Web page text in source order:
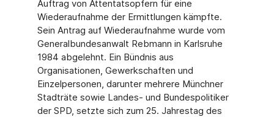
Auftrag von Attentatsopfern für eine
Wiederaufnahme der Ermittlungen kämpfte.
Sein Antrag auf Wiederaufnahme wurde vom
Generalbundesanwalt Rebmann in Karlsruhe
1984 abgelehnt. Ein Bündnis aus
Organisationen, Gewerkschaften und
Einzelpersonen, darunter mehrere Münchner
Stadträte sowie Landes- und Bundespolitiker
der SPD, setzte sich zum 25. Jahrestag des